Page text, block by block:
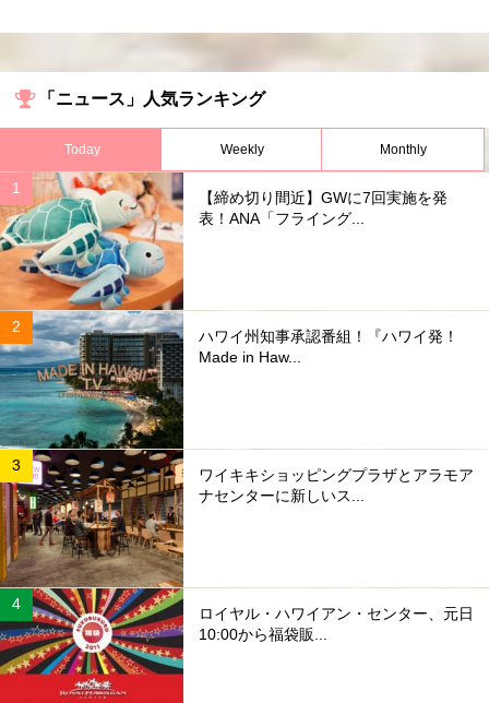
「ニュース」人気ランキング
Today Weekly Monthly
【締め切り間近】GWに7回実施を発
表！ANA「フライング...
ハワイ州知事承認番組！『ハワイ発！
Made in Haw...
ワイキキショッピングプラザとアラモア
ナセンターに新しいス...
ロイヤル・ハワイアン・センター、元日
10:00から福袋販...